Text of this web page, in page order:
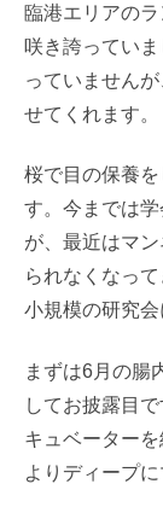
臨港エリアの
咲き誇ってい
っていません
せてくれます。
桜で目の保養
す。今までは
が、最近はマ
られなくなっ
小規模の研究会
まずは6月の腸
してお披露目
キュベーター
よりディープ